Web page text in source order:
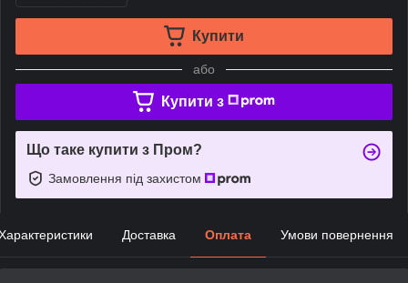
Купити
або
Купити з
Що таке купити з Пром?
Замовлення під захистом
Доставка Оплата Умови повернення